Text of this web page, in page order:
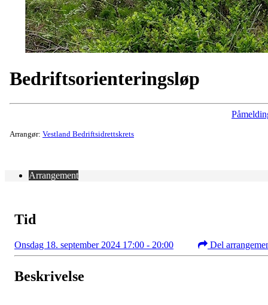
Bedriftsorienteringsløp
Arrangør: Vestland Bedriftsidrettskrets
Arrangement
Tid
Onsdag 18. september 2024 17:00 - 20:00 Del
Beskrivelse